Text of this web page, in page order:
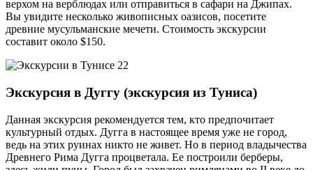
верхом на верблюдах или отправиться в сафари на Джипах.
Вы увидите несколько живописных оазисов, посетите
древние мусульманские мечети. Стоимость экскурсии
составит около $150.
Экскурсия в Дуггу (экскурсия из Туниса)
Данная экскурсия рекомендуется тем, кто предпочитает
культурный отдых. Дугга в настоящее время уже не город,
ведь на этих руинах никто не живет. Но в период владычества
Древнего Рима Дугга процветала. Ее построили берберы,